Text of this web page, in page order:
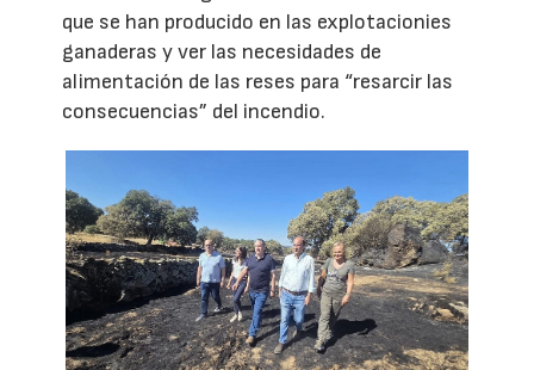
que se han producido en las explotacionies
ganaderas y ver las necesidades de
alimentación de las reses para “resarcir las
consecuencias” del incendio.